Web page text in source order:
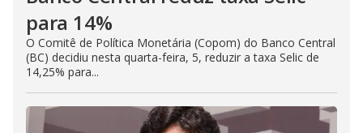
para 14%
O Comitê de Política Monetária (Copom) do Banco Central
(BC) decidiu nesta quarta-feira, 5, reduzir a taxa Selic de
14,25% para...